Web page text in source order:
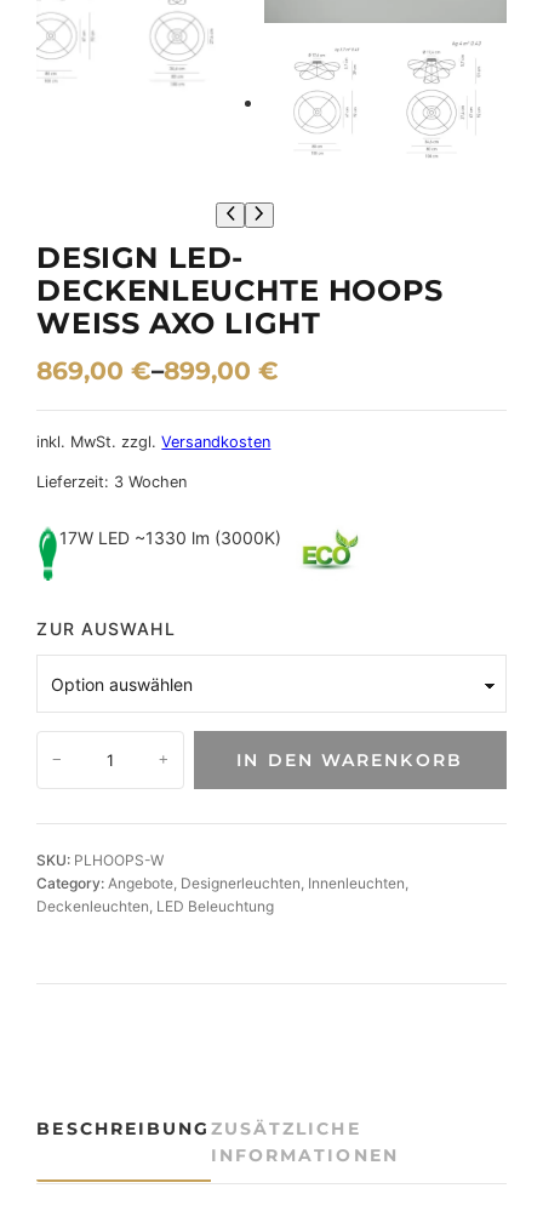
DESIGN LED-
DECKENLEUCHTE HOOPS
WEISS AXO LIGHT
869,00€–899,00€
inkl. MwSt. zzgl.Versandkosten
Lieferzeit: 3 Wochen
17W LED ~1330 lm (3000K)
ZUR AUSWAHL
i
g
n
L
-
− + IN DEN WARENKORB
SKU: PLHOOPS-W
Category:Angebote, Designerleuchten, Innenleuchten
Deckenleuchten, LED Beleuchtung
BESCHREIBUNG ZUSÄTZLICHE
INFORMATIONEN